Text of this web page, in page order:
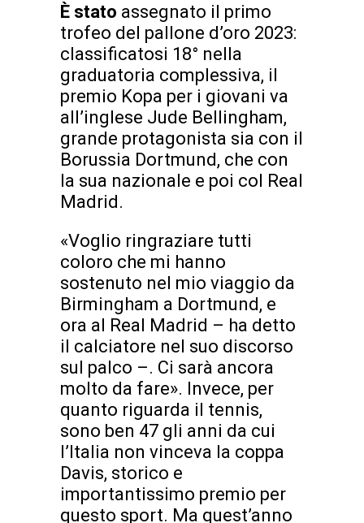
È stato assegnato il primo
trofeo del pallone d’oro 2023:
classificatosi 18° nella
graduatoria complessiva, il
premio Kopa per i giovani va
all’inglese Jude Bellingham,
grande protagonista sia con il
Borussia Dortmund, che con
la sua nazionale e poi col Real
Madrid.
«Voglio ringraziare tutti
coloro che mi hanno
sostenuto nel mio viaggio da
Birmingham a Dortmund, e
ora al Real Madrid – ha detto
il calciatore nel suo discorso
sul palco –. Ci sarà ancora
molto da fare». Invece, per
quanto riguarda il tennis,
sono ben 47 gli anni da cui
l’Italia non vinceva la coppa
Davis, storico e
importantissimo premio per
questo sport. Ma quest’anno